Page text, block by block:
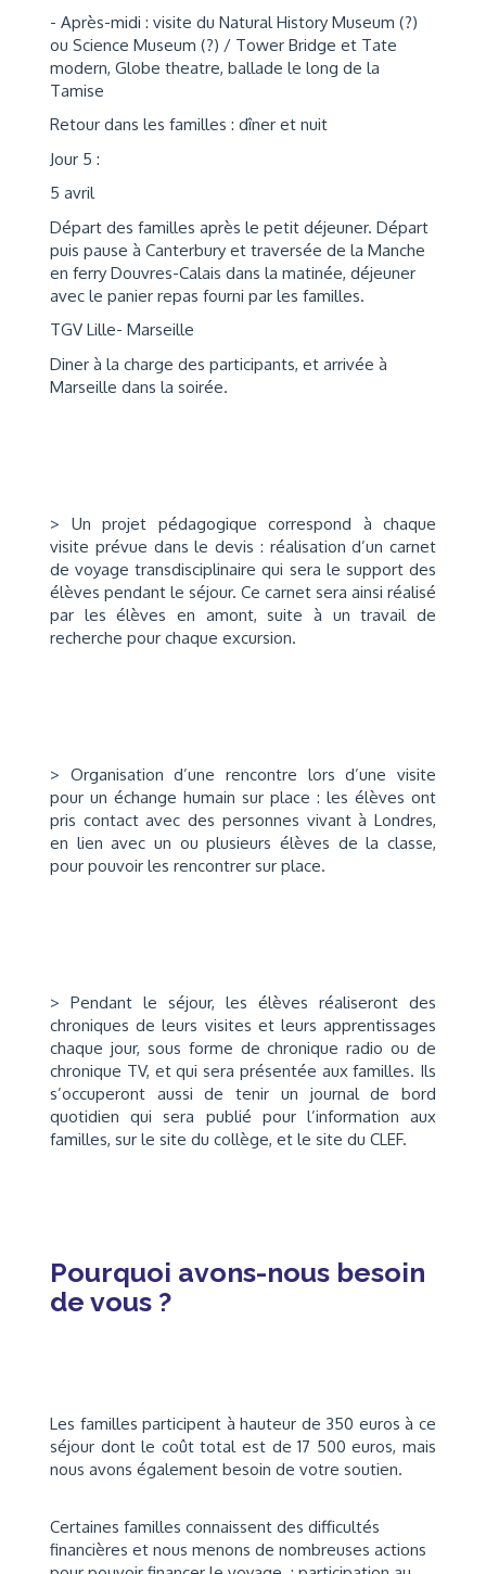
- Après-midi : visite du Natural History Museum (?)
ou Science Museum (?) / Tower Bridge et Tate
modern, Globe theatre, ballade le long de la
Tamise
Retour dans les familles : dîner et nuit
Jour 5 :
5 avril
Départ des familles après le petit déjeuner. Départ
puis pause à Canterbury et traversée de la Manche
en ferry Douvres-Calais dans la matinée, déjeuner
avec le panier repas fourni par les familles.
TGV Lille- Marseille
Diner à la charge des participants, et arrivée à
Marseille dans la soirée.
> Un projet pédagogique correspond à chaque
visite prévue dans le devis : réalisation d’un carnet
de voyage transdisciplinaire qui sera le support des
élèves pendant le séjour. Ce carnet sera ainsi réalisé
par les élèves en amont, suite à un travail de
recherche pour chaque excursion.
> Organisation d’une rencontre lors d’une visite
pour un échange humain sur place : les élèves ont
pris contact avec des personnes vivant à Londres,
en lien avec un ou plusieurs élèves de la classe,
pour pouvoir les rencontrer sur place.
> Pendant le séjour, les élèves réaliseront des
chroniques de leurs visites et leurs apprentissages
chaque jour, sous forme de chronique radio ou de
chronique TV, et qui sera présentée aux familles. Ils
s’occuperont aussi de tenir un journal de bord
quotidien qui sera publié pour l’information aux
familles, sur le site du collège, et le site du CLEF.
Pourquoi avons-nous besoin
de vous ?
Les familles participent à hauteur de 350 euros à ce
séjour dont le coût total est de 17 500 euros, mais
nous avons également besoin de votre soutien.
Certaines familles connaissent des difficultés
financières et nous menons de nombreuses actions